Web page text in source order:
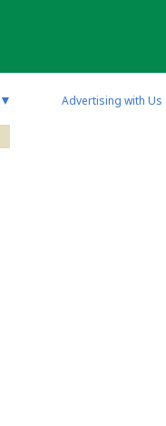
▼
Advertising with Us